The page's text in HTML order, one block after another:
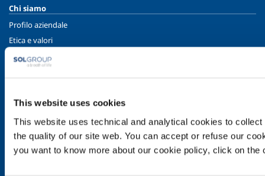
This website uses cookies
This website uses technical and analytical cookies to
the quality of our site web. You can accept or refuse our
you want to know more about our cookie policy, click on
Chi siamo
Profilo aziendale
Etica e valori
Sostenibilità
Metal Production
Metal Fabrication
Chemistry & Pharma